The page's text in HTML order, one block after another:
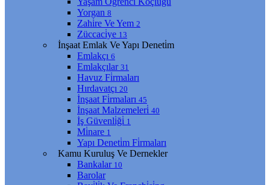
Yorgan 8
Zahi̇re Ve Yem 2
Züccaci̇ye 13
İnşaat Emlak Ve Yapı Deneti̇m
Emlakçı 6
Emlakçılar 31
Havuz Fi̇rmaları
Hırdavatçı 20
İnşaat Fi̇rmaları 45
İnşaat Malzemeleri̇ 40
İş Güvenli̇ği̇ 1
Mi̇nare 1
Yapı Deneti̇m Fi̇rmaları
Kamu Kuruluş Ve Dernekler
Bankalar 10
Barolar